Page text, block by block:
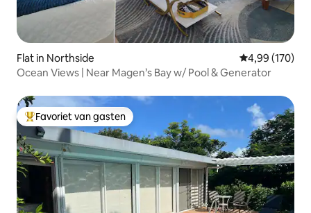
Flat in Northside Gemiddelde
4,99 (170)
Ocean Views | Near Magen’s Bay w/ Pool & Generator
Topfavoriet van gasten
Favoriet van gasten